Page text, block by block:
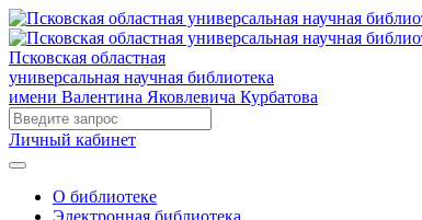
Псковская областная
универсальная научная библиотека
имени Валентина Яковлевича Курбатова
Личный кабинет
О библиотеке
Электронная библиотека